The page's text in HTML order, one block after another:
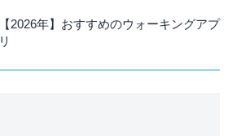
【2026年】おすすめのウォーキングアプ
リ